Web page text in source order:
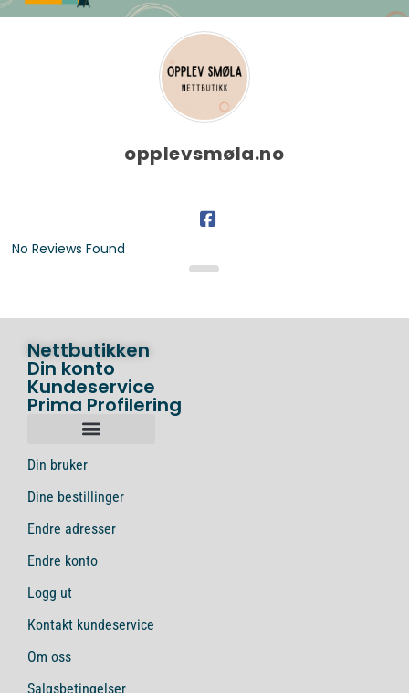
opplevsmøla.no
No Reviews Found
Nettbutikken
Din konto
Kundeservice
Prima Profilering
Din bruker
Dine bestillinger
Endre adresser
Endre konto
Logg ut
Kontakt kundeservice
Om oss
Salgsbetingelser